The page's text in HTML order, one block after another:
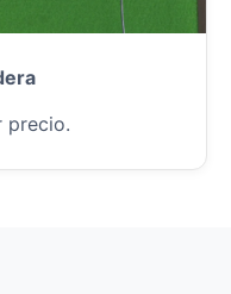
precio.